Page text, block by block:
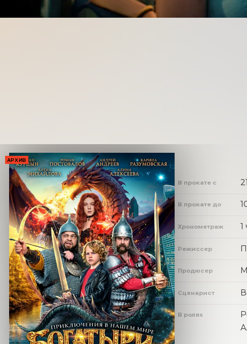
АРХИВ
В прокате с
В прокате до
Хронометраж 1
Режиссер
Продюсер
Сценарист
В ролях